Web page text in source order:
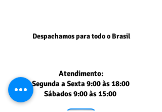
Despachamos para todo o Brasil
Atendimento:
Segunda a Sexta 9:00 às 18:00
Sábados 9:00 às 15:00